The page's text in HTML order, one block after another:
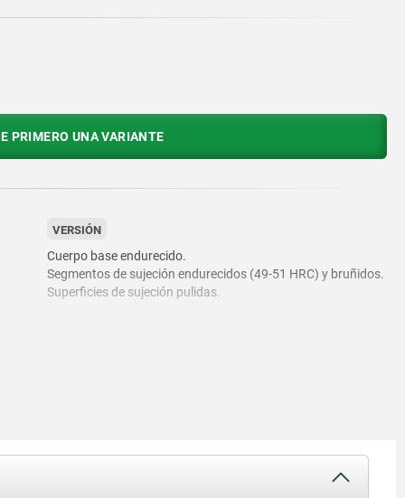
PRIMERO UNA VARIANTE
VERSIÓN
Cuerpo base endurecido.
Segmentos de sujeción endurecidos (49-51 HRC) y bruñidos.
Superficies de sujeción pulidas.